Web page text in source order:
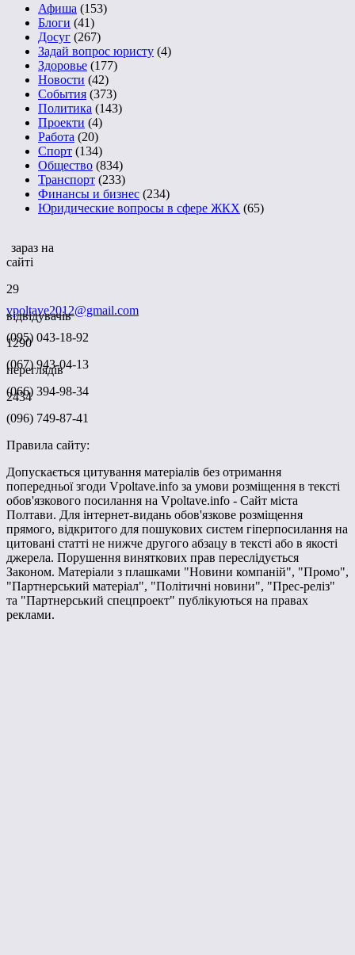
Афиша (153)
Блоги (41)
Досуг (267)
Задай вопрос юристу (4)
Здоровье (177)
Новости (42)
События (373)
Политика (143)
Проекти (4)
Работа (20)
Спорт (134)
Общество (834)
Транспорт (233)
Финансы и бизнес (234)
Юридические вопросы в сфере ЖКХ (65)
зараз на
сайті
29
відвідувачів
1290
переглядів
2434
vpoltave2012@gmail.com
(095) 043-18-92
(067) 943-04-13
(066) 394-98-34
(096) 749-87-41
Правила сайту:
Допускається цитування матеріалів без отримання
попередньої згоди Vpoltave.info за умови розміщення в тексті
обов'язкового посилання на Vpoltave.info - Сайт міста
Полтави. Для інтернет-видань обов'язкове розміщення
прямого, відкритого для пошукових систем гіперпосилання на
цитовані статті не нижче другого абзацу в тексті або в якості
джерела. Порушення виняткових прав переслідується
Законом. Матеріали з плашками "Новини компаній", "Промо",
"Партнерський матеріал", "Політичні новини", "Прес-реліз"
та "Партнерський спецпроект" публікуються на правах
реклами.